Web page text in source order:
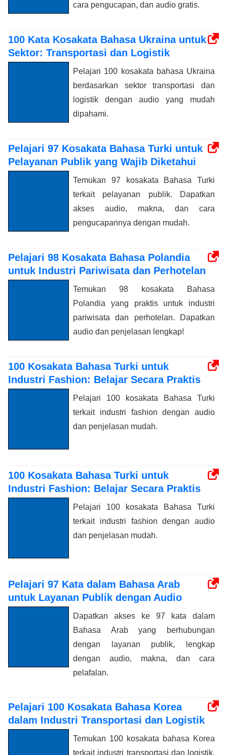
cara pengucapan, dan audio gratis.
100 Kata Kosakata Bahasa Ukraina untuk
Sektor: Transportasi dan Logistik
Pelajari 100 kosakata bahasa Ukraina
berdasarkan sektor transportasi dan
logistik dengan audio yang mudah
dipahami.
Pelajari 97 Kosakata Bahasa Turki untuk
Pelayanan Publik yang Wajib Diketahui
Temukan 97 kosakata Bahasa Turki
terkait pelayanan publik. Dapatkan
akses audio, makna, dan cara
pengucapannya dengan mudah.
Pelajari 98 Kosakata Bahasa Polandia
untuk Industri Pariwisata dan Perhotelan
Temukan 98 kosakata Bahasa
Polandia yang praktis untuk industri
pariwisata dan perhotelan. Dapatkan
audio dan penjelasan lengkap!
100 Kosakata Bahasa Turki untuk
Industri Fashion: Belajar Secara Praktis
Pelajari 100 kosakata Bahasa Turki
terkait industri fashion dengan audio
dan penjelasan mudah.
100 Kosakata Bahasa Turki untuk
Industri Fashion: Belajar Secara Praktis
Pelajari 100 kosakata Bahasa Turki
terkait industri fashion dengan audio
dan penjelasan mudah.
Pelajari 97 Kata dalam Bahasa Arab
untuk Layanan Publik dengan Audio
Dapatkan akses ke 97 kata dalam
Bahasa Arab yang berhubungan
dengan layanan publik, lengkap
dengan audio, makna, dan cara
pelafalan.
Pelajari 100 Kosakata Bahasa Korea
dalam Industri Transportasi dan Logistik
Temukan 100 kosakata bahasa Korea
terkait industri transportasi dan logistik,